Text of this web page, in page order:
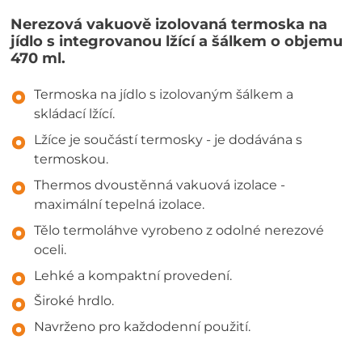
Nerezová vakuově izolovaná termoska na
jídlo s integrovanou lžící a šálkem o objemu
470 ml.
Termoska na jídlo s izolovaným šálkem a
skládací lžící.
Lžíce je součástí termosky - je dodávána s
termoskou.
Thermos dvoustěnná vakuová izolace -
maximální tepelná izolace.
Tělo termoláhve vyrobeno z odolné nerezové
oceli.
Lehké a kompaktní provedení.
Široké hrdlo.
Navrženo pro každodenní použití.